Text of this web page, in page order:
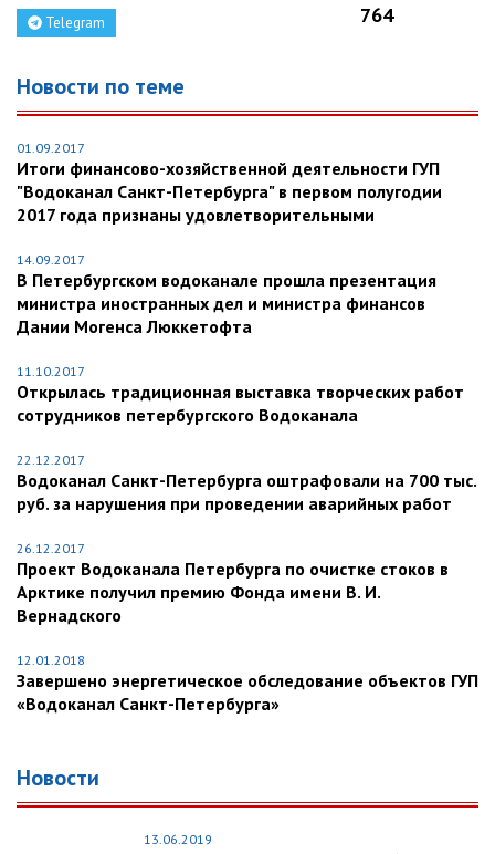
Telegram
764
Новости по теме
01.09.2017
Итоги финансово-хозяйственной деятельности ГУП
"Водоканал Санкт-Петербурга" в первом полугодии
2017 года признаны удовлетворительными
14.09.2017
В Петербургском водоканале прошла презентация
министра иностранных дел и министра финансов
Дании Могенса Люккетофта
11.10.2017
Открылась традиционная выставка творческих работ
сотрудников петербургского Водоканала
22.12.2017
Водоканал Санкт-Петербурга оштрафовали на 700 тыс.
руб. за нарушения при проведении аварийных работ
26.12.2017
Проект Водоканала Петербурга по очистке стоков в
Арктике получил премию Фонда имени В. И.
Вернадского
12.01.2018
Завершено энергетическое обследование объектов ГУП
«Водоканал Санкт-Петербурга»
Новости
13.06.2019